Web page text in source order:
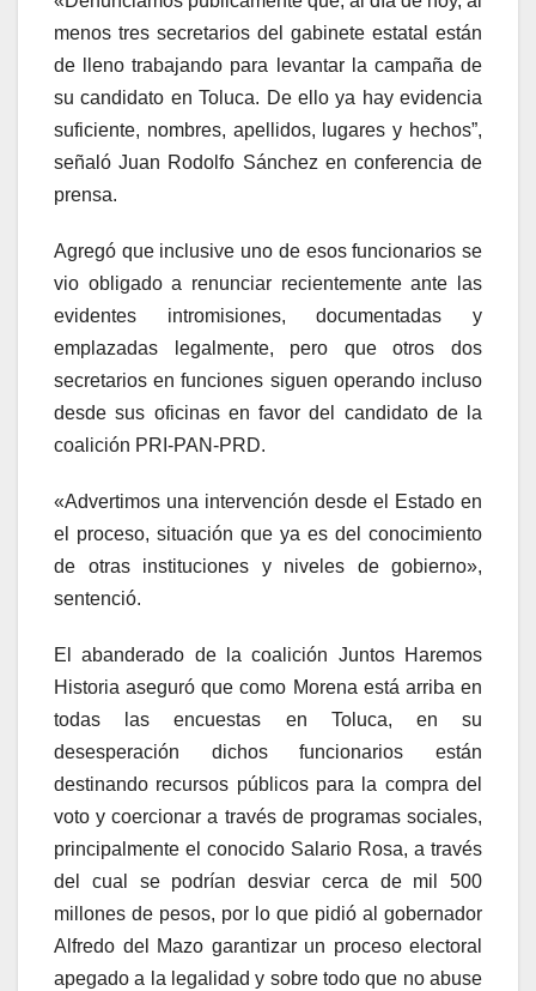
menos tres secretarios del gabinete estatal están
de lleno trabajando para levantar la campaña de
su candidato en Toluca. De ello ya hay evidencia
suficiente, nombres, apellidos, lugares y hechos”,
señaló Juan Rodolfo Sánchez en conferencia de
prensa.
Agregó que inclusive uno de esos funcionarios se
vio obligado a renunciar recientemente ante las
evidentes intromisiones, documentadas y
emplazadas legalmente, pero que otros dos
secretarios en funciones siguen operando incluso
desde sus oficinas en favor del candidato de la
coalición PRI-PAN-PRD.
«Advertimos una intervención desde el Estado en
el proceso, situación que ya es del conocimiento
de otras instituciones y niveles de gobierno»,
sentenció.
El abanderado de la coalición Juntos Haremos
Historia aseguró que como Morena está arriba en
todas las encuestas en Toluca, en su
desesperación dichos funcionarios están
destinando recursos públicos para la compra del
voto y coercionar a través de programas sociales,
principalmente el conocido Salario Rosa, a través
del cual se podrían desviar cerca de mil 500
millones de pesos, por lo que pidió al gobernador
Alfredo del Mazo garantizar un proceso electoral
apegado a la legalidad y sobre todo que no abuse